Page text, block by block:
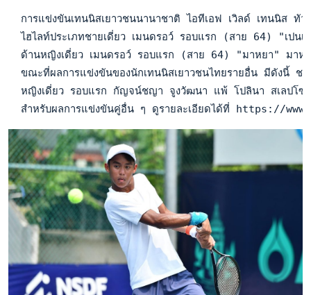
การแข่งขันเทนนิสเยาวชนนานาชาติ ไอทีเอฟ เวิลด์ เทนนิส
ไฮไลท์ประเภทชายเดี่ยว เมนดรอว์ รอบแรก (สาย 64) "เป
ด้านหญิงเดี่ยว เมนดรอว์ รอบแรก (สาย 64) "มาหยา" มา
ขณะที่ผลการแข่งขันของนักเทนนิสเยาวชนไทยรายอื่น มีดังนี้ ช
หญิงเดี่ยว รอบแรก กัญจน์ชญา จูงวัฒนา แพ้ โปลินา สเลปโ
สำหรับผลการแข่งขันคู่อื่น ๆ ดูรายละเอียดได้ที่ https://